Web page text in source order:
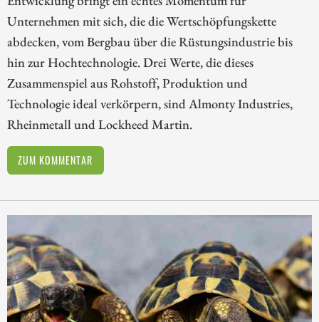
Unternehmen mit sich, die die Wertschöpfungskette
abdecken, vom Bergbau über die Rüstungsindustrie bis
hin zur Hochtechnologie. Drei Werte, die dieses
Zusammenspiel aus Rohstoff, Produktion und
Technologie ideal verkörpern, sind Almonty Industries,
Rheinmetall und Lockheed Martin.
ZUM KOMMENTAR